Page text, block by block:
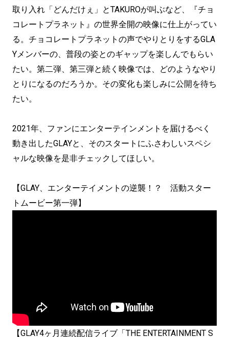
取り入れ「どんだけぇ」とTAKUROが叫ぶなど、『チョ
コレートプラネット』の世界全開の映像に仕上がってい
る。チョコレートプラネットの声でやりとりをするGLA
Yメンバーの、普段の姿とのギャップを楽しんでもらい
たい。第二弾、第三弾と続く映像では、どのようなやり
とりになるのだろうか。その変化も楽しみに公開を待ち
たい。
2021年、ファンにエンターテインメントを届けるべく
動き出したGLAYと、そのスタートにふさわしいスペシ
ャルな映像を是非チェックしてほしい。
【GLAY、エンターテイメントの逆襲！？ 活動スター
トムービー第一弾】
【GLAY4ヶ月連続配信ライブ「THE ENTERTAINMENT S